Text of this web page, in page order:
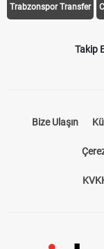
Trabzonspor Transfer
Takip
Bize Ulaşın